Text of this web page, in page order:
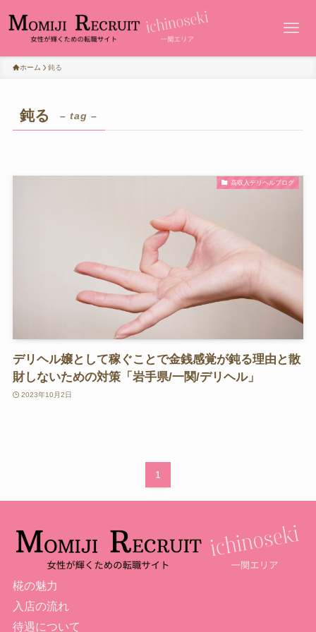
ホーム 鈍る
鈍る – tag –
高収入デリヘルブログ
デリヘル嬢として稼ぐことで金銭感覚が鈍る理由と散
財しないための対策「岩手県/一関/デリヘル」
2023年10月2日
1
椛の魅力
入店の流れ
待遇について